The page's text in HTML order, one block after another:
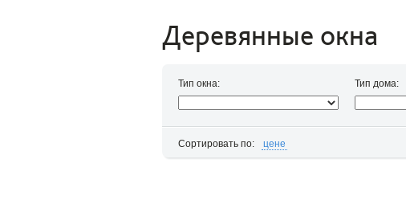
Деревянные окна
Тип окна: Тип дома:
Сортировать по: цене